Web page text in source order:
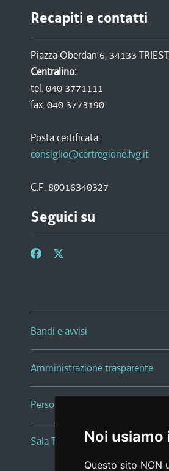
Noi usiamo
Questo sito NON
Recapiti e contatti
Piazza Oberdan 6, 34133
Centralino:
tel. 040 3771111
fax. 040 3773190
Posta certificata:
consiglio@certregione.fvg.it
C.F. 80016340327
Seguici su
Bandi e avvisi
Amministrazione trasparente
Persone e Uffici
Sala Tiziano Tessitori